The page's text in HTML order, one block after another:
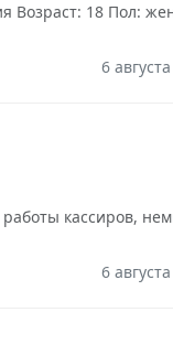
Возраст: 18 Пол:
6
кассиров,
6